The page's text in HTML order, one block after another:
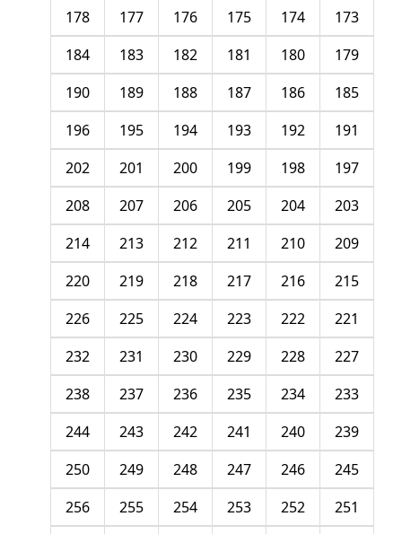
173
174
175
176
177
178
179
180
181
182
183
184
185
186
187
188
189
190
191
192
193
194
195
196
197
198
199
200
201
202
203
204
205
206
207
208
209
210
211
212
213
214
215
216
217
218
219
220
221
222
223
224
225
226
227
228
229
230
231
232
233
234
235
236
237
238
239
240
241
242
243
244
245
246
247
248
249
250
251
252
253
254
255
256